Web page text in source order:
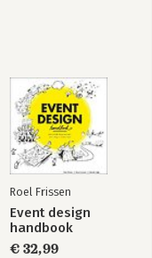
Roel Frissen
Event design
handbook
€ 32,99